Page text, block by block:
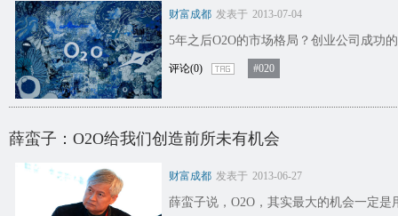
财富成都 发表于 2013-07-04
5年之后O2O的市场格局？创业公司成功
评论(0) #020
薛蛮子：O2O给我们创造前所未有机会
财富成都 发表于 2013-06-27
薛蛮子说，O2O，其实最大的机会一定